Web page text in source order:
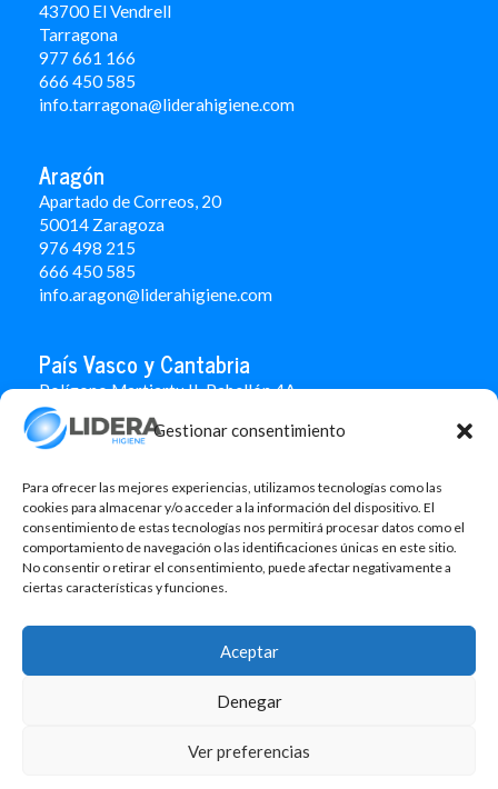
Gestionar consentimiento
Para ofrecer las mejores experiencias, utilizamos tecnologías como las
cookies para almacenar y/o acceder a la información del dispositivo. El
consentimiento de estas tecnologías nos permitirá procesar datos como el
comportamiento de navegación o las identificaciones únicas en este sitio.
No consentir o retirar el consentimiento, puede afectar negativamente a
ciertas características y funciones.
Aceptar
Denegar
Ver preferencias
43700 El Vendrell
Tarragona
977 661 166
666 450 585
info.tarragona@liderahigiene.com
Aragón
Apartado de Correos, 20
50014 Zaragoza
976 498 215
666 450 585
info.aragon@liderahigiene.com
País Vasco y Cantabria
Polígono Martiartu II. Pabellón 4A
48480 Arrigorriaga
Bizkaia
666 451 184
info.paisvasco@liderahigiene.com
Linked In
©2026 Lidera Higiene, S.L. Todos los derechos reservados.